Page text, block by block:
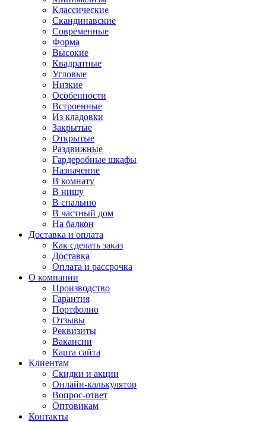
Классические
Скандинавские
Современные
Форма
Высокие
Квадратные
Угловые
Низкие
Особенности
Встроенные
Из кладовки
Закрытые
Открытые
Раздвижные
Гардеробные шкафы
Назначение
В комнату
В нишу
В спальню
В частный дом
На балкон
Доставка и оплата
Как сделать заказ
Доставка
Оплата и рассрочка
О компании
Производство
Гарантия
Портфолио
Отзывы
Реквизиты
Вакансии
Карта сайта
Клиентам
Скидки и акции
Онлайн-калькулятор
Вопрос-ответ
Оптовикам
Контакты